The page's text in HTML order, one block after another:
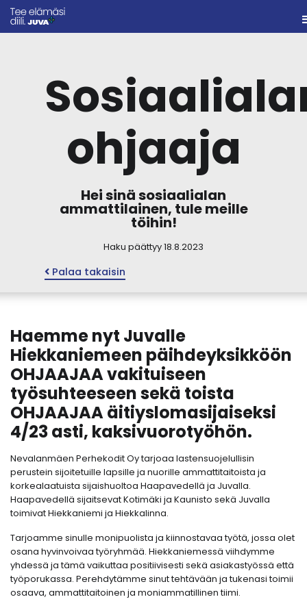
ohjaaja
Hei sinä sosiaalialan
ammattilainen, tule meille
töihin!
Haku päättyy 18.8.2023
Palaa takaisin
Haemme nyt Juvalle
Hiekkaniemeen päihdeyksikköön
OHJAAJAA vakituiseen
työsuhteeseen sekä toista
OHJAAJAA äitiyslomasijaiseksi
4/23 asti, kaksivuorotyöhön.
Nevalanmäen Perhekodit Oy tarjoaa lastensuojelullisin
perustein sijoitetuille lapsille ja nuorille ammattitaitoista ja
korkealaatuista sijaishuoltoa Haapavedellä ja Juvalla.
Haapavedellä sijaitsevat Kotimäki ja Kaunisto sekä Juvalla
toimivat Hiekkaniemi ja Hiekkalinna.
Tarjoamme sinulle monipuolista ja kiinnostavaa työtä, jossa olet
osana hyvinvoivaa työryhmää. Hiekkaniemessä viihdymme
yhdessä ja tämä vaikuttaa positiivisesti sekä asiakastyössä että
työporukassa. Perehdytämme sinut tehtävään ja tukenasi toimii
osaava, ammattitaitoinen ja moniammatillinen tiimi.